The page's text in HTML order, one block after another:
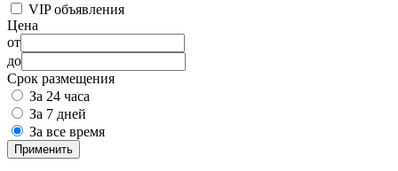
VIP объявления
Цена
от
до
Срок размещения
За 24 часа
За 7 дней
За все время
Применить